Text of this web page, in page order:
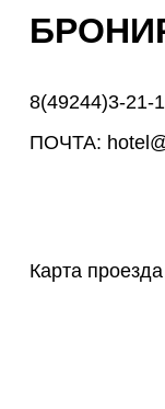
8(49244)3-21-
ПОЧТА:
Карта